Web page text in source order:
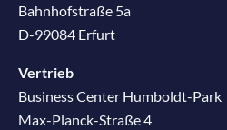
Bahnhofstraße 5a
D-99084 Erfurt
Vertrieb
Business Center Humboldt-Park
Max-Planck-Straße 4